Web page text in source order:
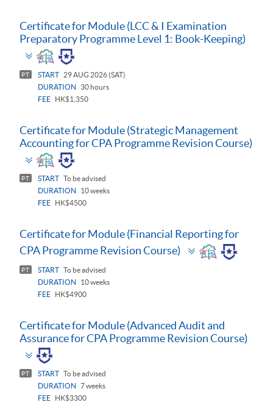
Certificate for Module (LCC & I Examination
Preparatory Programme Level 1: Book-Keeping)
Toggle
panel
PT START
29 AUG 2026 (SAT)
DURATION
30 hours
FEE
HK$1,350
Certificate for Module (Strategic Management
Accounting for CPA Programme Revision Course)
Toggle
panel
PT START To be advised
DURATION
10 weeks
FEE
HK$4500
Certificate for Module (Financial Reporting for
CPA Programme Revision Course)
Toggle
panel
PT START To be advised
DURATION
10 weeks
FEE
HK$4900
Certificate for Module (Advanced Audit and
Assurance for CPA Programme Revision Course)
Toggle
panel
PT START To be advised
DURATION
7 weeks
FEE
HK$3300